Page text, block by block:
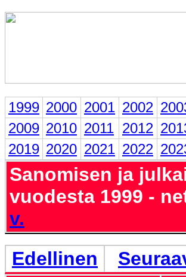
1999 2000 2001 2002
2009 2010 2011 2012
2019 2020 2021 2022
Sanomisen ja
vuodesta 1999 -
v.
Edellinen